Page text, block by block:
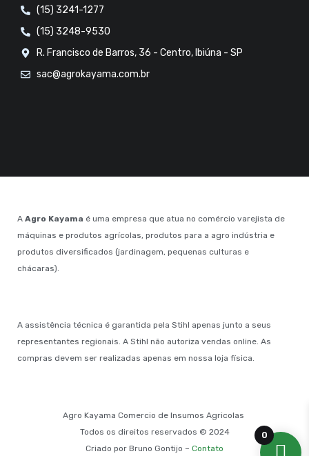
(15) 3241-1277
(15) 3248-9530
R. Francisco de Barros, 36 - Centro, Ibiúna - SP
sac@agrokayama.com.br
A Agro Kayama é uma empresa que atua no comércio varejista de
máquinas e produtos agrícolas, produtos para a agro indústria e
produtos diversificados (jardinagem, pequenas culturas e
chácaras).
A assistência técnica é garantida pela Stihl apenas junto a seus
representantes regionais. A Stihl não autoriza vendas online. As
compras devem ser realizadas apenas em nossa loja física.
Agro Kayama Comercio de Insumos Agricolas
Todos os direitos reservados © 2024
Criado por Bruno Gontijo – Contato
0